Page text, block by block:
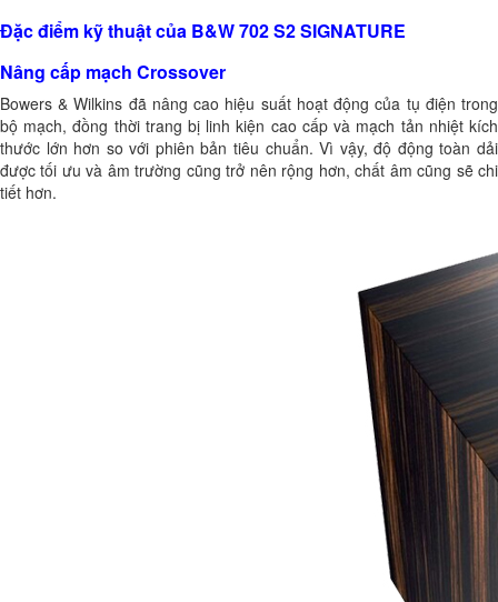
Đặc điểm kỹ thuật của B&W 702 S2 SIGNATURE
Nâng cấp mạch Crossover
Bowers & Wilkins đã nâng cao hiệu suất hoạt động của tụ điện trong
bộ mạch, đồng thời trang bị linh kiện cao cấp và mạch tản nhiệt kích
thước lớn hơn so với phiên bản tiêu chuẩn. Vì vậy, độ động toàn dải
được tối ưu và âm trường cũng trở nên rộng hơn, chất âm cũng sẽ chi
tiết hơn.